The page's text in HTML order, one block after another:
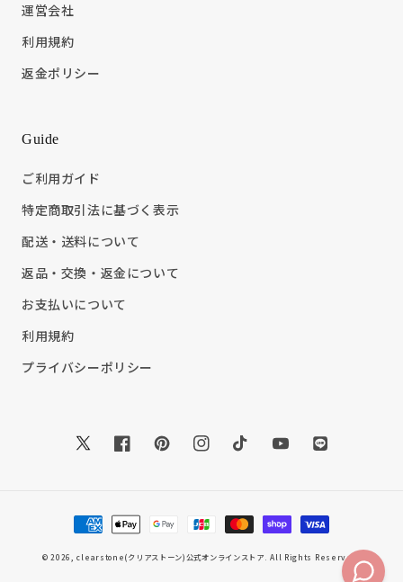
運営会社
利用規約
返金ポリシー
Guide
ご利用ガイド
特定商取引法に基づく表示
配送・送料について
返品・交換・返金について
お支払いについて
利用規約
プライバシーポリシー
TwitterFacebookPinterestInstagramTikTokYouTubeTranslation
決
済
方
© 2026,clearstone(クリアストーン)公式オンラインストア . All Rights Reserved.